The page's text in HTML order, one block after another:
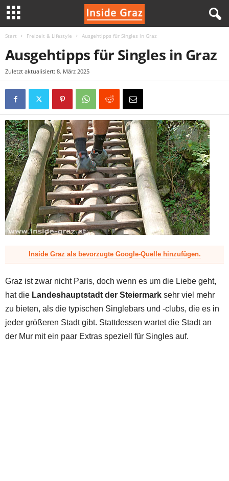
s
Start Freizeit & Lifestyle Ausgehtipps für Singles in Graz
Ausgehtipps für Singles in Graz
Zuletzt aktualisiert: 8. März 2025
Inside Graz als bevorzugte Google-Quelle hinzufügen.
Graz ist zwar nicht Paris, doch wenn es um die Liebe geht,
hat die Landeshauptstadt der Steiermark sehr viel mehr
zu bieten, als die typischen Singlebars und -clubs, die es in
jeder größeren Stadt gibt. Stattdessen wartet die Stadt an
der Mur mit ein paar Extras speziell für Singles auf.